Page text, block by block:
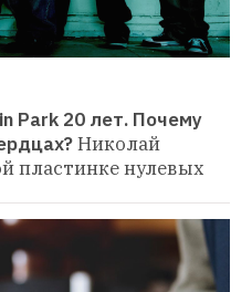
Park 20 лет. Почему
Николай
пластинке нулевых